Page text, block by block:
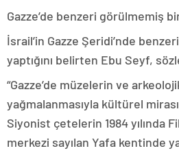
Gazze’de benzeri görülmemiş
İsrail’in Gazze Şeridi’nde
yaptığını belirten Ebu Seyf,
“Gazze’de müzelerin ve
yağmalanmasıyla kültürel
Siyonist çetelerin 1984 yılında
merkezi sayılan Yafa kentinde